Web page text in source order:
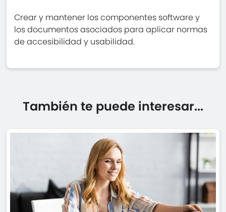
Crear y mantener los componentes software y
los documentos asociados para aplicar normas
de accesibilidad y usabilidad.
También te puede interesar...